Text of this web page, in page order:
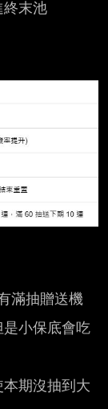
終末池
滿抽贈送機
小保底會吃
期沒抽到大